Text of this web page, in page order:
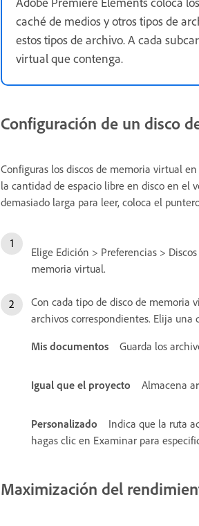
caché de medios y otros tipos de
estos tipos de archivo. A cada
virtual que contenga.
Configuración de un disco
Configuras los discos de memoria virtual
la cantidad de espacio libre en disco en el
demasiado larga para leer, coloca el
Elige Edición > Preferencias >
memoria virtual.
Con cada tipo de disco de memoria
archivos correspondientes. Elija
Mis documentos
Guarda los
Igual que el proyecto Almacena
Personalizado
Indica que la ruta
hagas clic en Examinar para
Maximización del